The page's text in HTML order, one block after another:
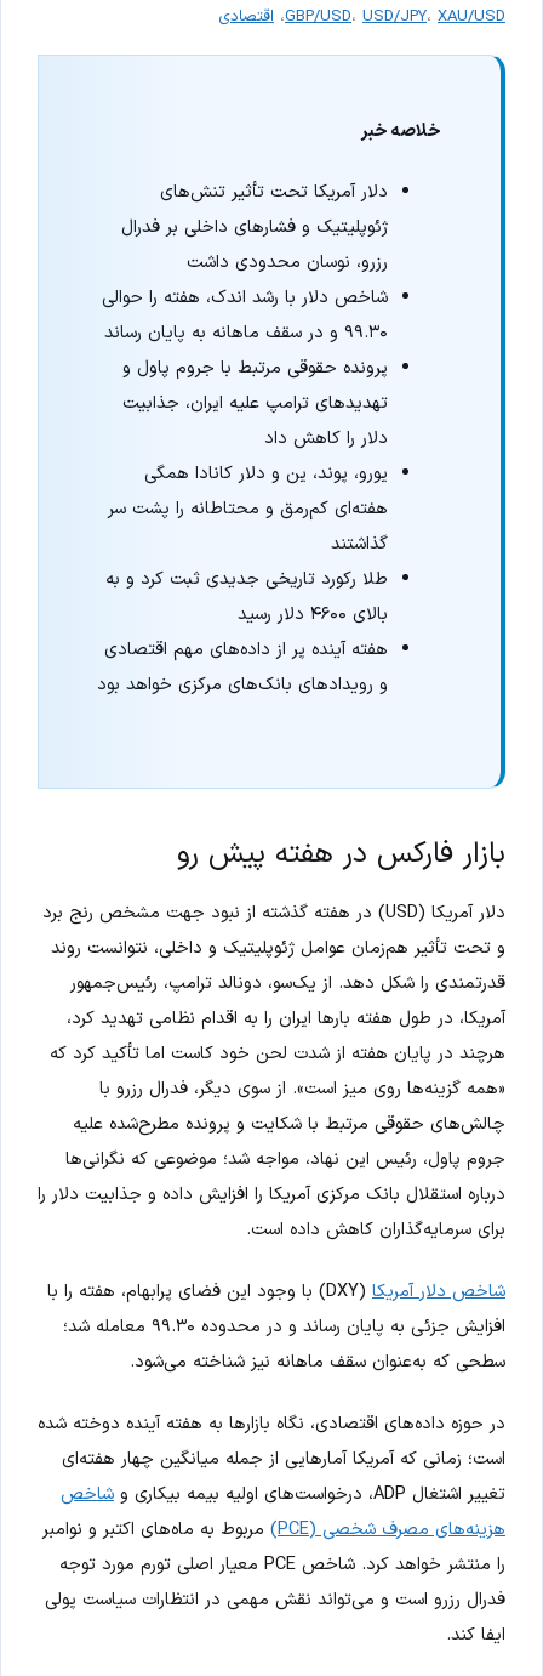
GBP/USD، USD/JPY، XAU/USD ، اقتصادی
خلاصه خبر
دلار آمریکا تحت تأثیر تنش‌های
ژئوپلیتیک و فشارهای داخلی بر فدرال
رزرو، نوسان محدودی داشت
شاخص دلار با رشد اندک، هفته را حوالی
۹۹.۳۰ و در سقف ماهانه به پایان رساند
پرونده حقوقی مرتبط با جروم پاول و
تهدیدهای ترامپ علیه ایران، جذابیت
دلار را کاهش داد
یورو، پوند، ین و دلار کانادا همگی
هفته‌ای کم‌رمق و محتاطانه را پشت سر
گذاشتند
طلا رکورد تاریخی جدیدی ثبت کرد و به
بالای ۴۶۰۰ دلار رسید
هفته آینده پر از داده‌های مهم اقتصادی
و رویدادهای بانک‌های مرکزی خواهد بود
بازار فارکس در هفته پیش رو
دلار آمریکا (USD) در هفته گذشته از نبود جهت مشخص رنج برد
و تحت تأثیر هم‌زمان عوامل ژئوپلیتیک و داخلی، نتوانست روند
قدرتمندی را شکل دهد. از یک‌سو، دونالد ترامپ، رئیس‌جمهور
آمریکا، در طول هفته بارها ایران را به اقدام نظامی تهدید کرد،
هرچند در پایان هفته از شدت لحن خود کاست اما تأکید کرد که
«همه گزینه‌ها روی میز است». از سوی دیگر، فدرال رزرو با
چالش‌های حقوقی مرتبط با شکایت و پرونده مطرح‌شده علیه
جروم پاول، رئیس این نهاد، مواجه شد؛ موضوعی که نگرانی‌ها
درباره استقلال بانک مرکزی آمریکا را افزایش داده و جذابیت دلار را
برای سرمایه‌گذاران کاهش داده است.
شاخص دلار آمریکا
(DXY) با وجود این فضای پرابهام، هفته را با
افزایش جزئی به پایان رساند و در محدوده ۹۹.۳۰ معامله شد؛
سطحی که به‌عنوان سقف ماهانه نیز شناخته می‌شود.
در حوزه داده‌های اقتصادی، نگاه بازارها به هفته آینده دوخته شده
است؛ زمانی که آمریکا آمارهایی از جمله میانگین چهار هفته‌ای
تغییر اشتغال ADP، درخواست‌های اولیه بیمه بیکاری و
شاخص
هزینه‌های مصرف شخصی (PCE)
مربوط به ماه‌های اکتبر و نوامبر
را منتشر خواهد کرد. شاخص PCE معیار اصلی تورم مورد توجه
فدرال رزرو است و می‌تواند نقش مهمی در انتظارات سیاست پولی
ایفا کند.